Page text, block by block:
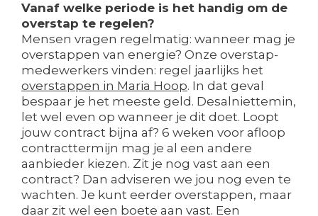
Vanaf welke periode is het handig om de
overstap te regelen?
Mensen vragen regelmatig: wanneer mag je
overstappen van energie? Onze overstap-
medewerkers vinden: regel jaarlijks het
overstappen in Maria Hoop. In dat geval
bespaar je het meeste geld. Desalniettemin,
let wel even op wanneer je dit doet. Loopt
jouw contract bijna af? 6 weken voor afloop
contracttermijn mag je al een andere
aanbieder kiezen. Zit je nog vast aan een
contract? Dan adviseren we jou nog even te
wachten. Je kunt eerder overstappen, maar
daar zit wel een boete aan vast. Een